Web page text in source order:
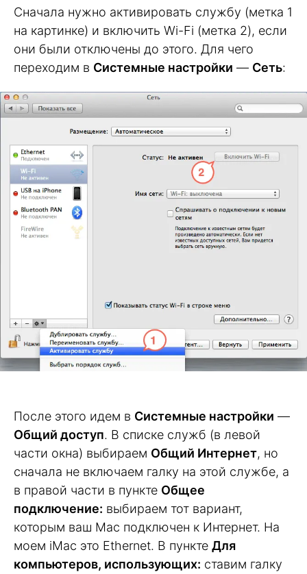
Сначала нужно активировать службу (метка 1
на картинке) и включить Wi-Fi (метка 2), если
они были отключены до этого. Для чего
переходим в Системные настройки — Сеть:
После этого идем в Системные настройки —
Общий доступ. В списке служб (в левой
части окна) выбираем Общий Интернет, но
сначала не включаем галку на этой службе, а
в правой части в пункте Общее
подключение: выбираем тот вариант,
которым ваш Mac подключен к Интернет. На
моем iMac это Ethernet. В пункте Для
компьютеров, использующих: ставим галку